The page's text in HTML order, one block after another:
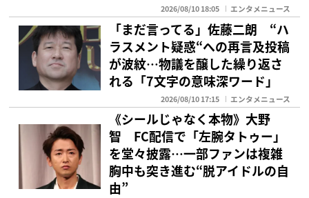
2026/08/10 18:05 エンタメニュース
「まだ言ってる」佐藤二朗 “ハ
ラスメント疑惑“への再言及投稿
が波紋…物議を醸した繰り返さ
れる「7文字の意味深ワード」
2026/08/10 17:15 エンタメニュース
《シールじゃなく本物》大野
智 FC配信で「左腕タトゥー」
を堂々披露…一部ファンは複雑
胸中も突き進む“脱アイドルの自
由”